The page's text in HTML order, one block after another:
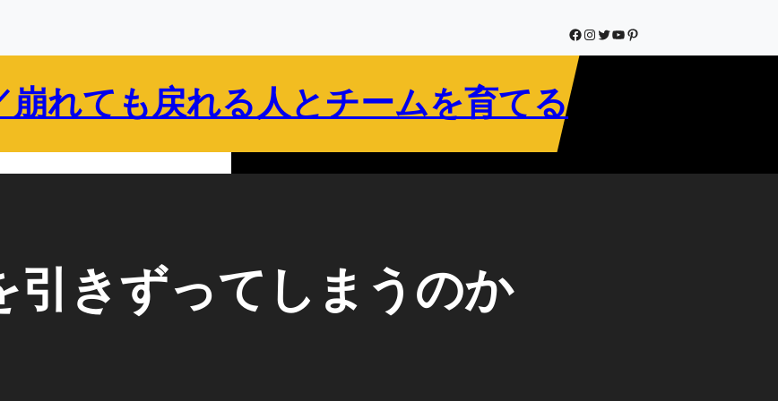
Facebook
Instagram
Twitter
YouTube
Pinterest
れても戻れる人とチームを育てる
引きずってしまうのか